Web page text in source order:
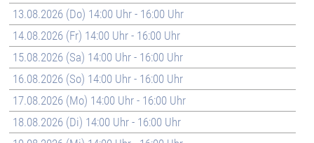
13.08.2026 (Do) 14:00 Uhr - 16:00 Uhr
14.08.2026 (Fr) 14:00 Uhr - 16:00 Uhr
15.08.2026 (Sa) 14:00 Uhr - 16:00 Uhr
16.08.2026 (So) 14:00 Uhr - 16:00 Uhr
17.08.2026 (Mo) 14:00 Uhr - 16:00 Uhr
18.08.2026 (Di) 14:00 Uhr - 16:00 Uhr